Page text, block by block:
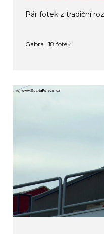
Pár fotek z tradiční
Gabra | 18 fotek